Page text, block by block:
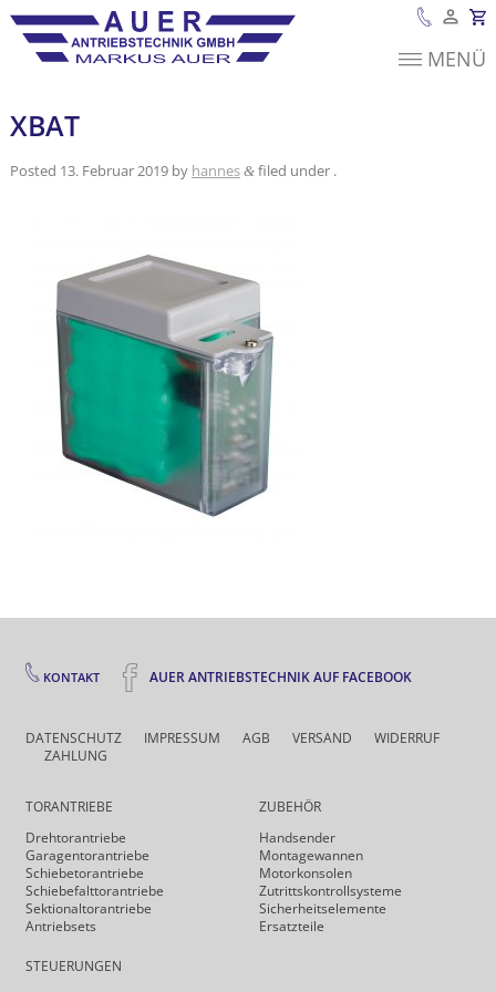
Es befinden sichMENÜ
XBAT
Posted 13. Februar 2019by hannes &filed under .
KONTAKT AUER ANTRIEBSTECHNIK AUF FACEBOOK
DATENSCHUTZ IMPRESSUM AGB VERSAND
WIDERRUF
ZAHLUNG
TORANTRIEBE
Drehtor­antriebe
Garagentorantriebe
Schiebetorantriebe
Schiebefalt­torantriebe
Sektionaltorantriebe
Antriebsets
STEUERUNGEN
ZUBEHÖR
Handsender
Montagewannen
Motorkonsolen
Zutrittskontrollsysteme
Sicherheits­elemente
Ersatzteile